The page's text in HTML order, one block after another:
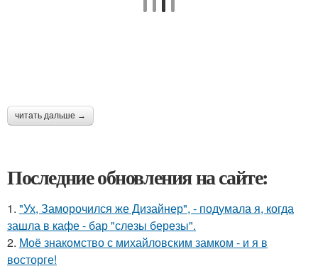
читать дальше →
Последние обновления на сайте:
1. "Ух, Заморочился же Дизайнер", - подумала я, когда
зашла в кафе - бар "слезы березы".
2. Моё знакомство с михайловским замком - и я в
восторге!